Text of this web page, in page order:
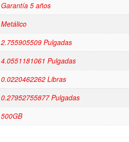
Garantía 5 años
Metálico
2.755905509 Pulgadas
4.0551181061 Pulgadas
0.0220462262 Libras
0.27952755877 Pulgadas
500GB